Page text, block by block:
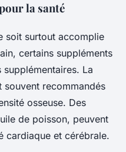
la santé
soit surtout accomplie
certains suppléments
La
recommandés
osseuse. Des
de poisson, peuvent
cardiaque et cérébrale.